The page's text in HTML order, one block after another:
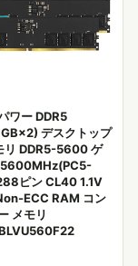
ワー DDR5
デスクトップ
リ DDR5-5600 ゲ
5600MHz(PC5-
ピン CL40 1.1V
ECC RAM コン
メモリ